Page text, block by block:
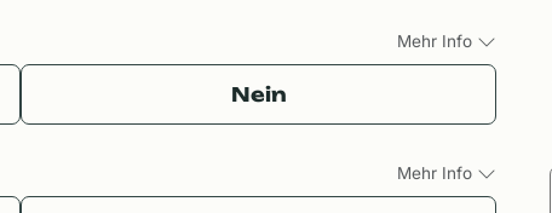
Mehr Info
Nein
Mehr Info